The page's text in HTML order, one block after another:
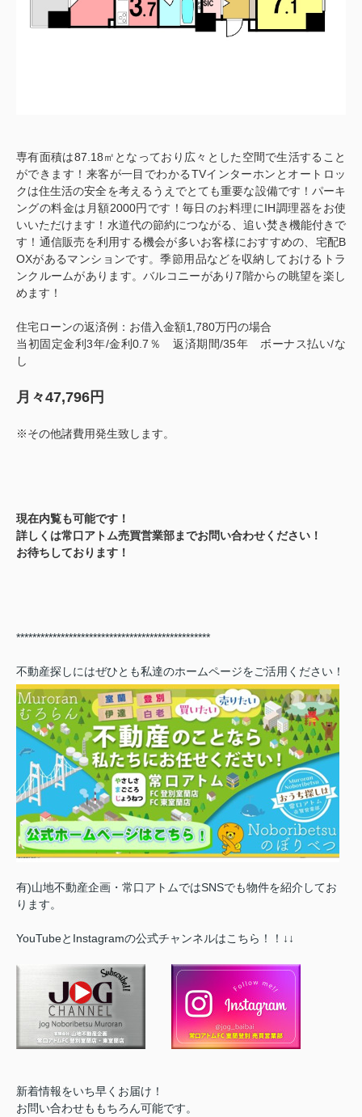
専有面積は87.18㎡となっており広々とした空間で生活すること
ができます！来客が一目でわかるTVインターホンとオートロッ
クは住生活の安全を考えるうえでとても重要な設備です！パーキ
ングの料金は月額2000円です！毎日のお料理にIH調理器をお使
いいただけます！水道代の節約につながる、追い焚き機能付きで
す！通信販売を利用する機会が多いお客様におすすめの、宅配B
OXがあるマンションです。季節用品などを収納しておけるトラ
ンクルームがあります。バルコニーがあり7階からの眺望を楽し
めます！
住宅ローンの返済例：お借入金額1,780万円の場合
当初固定金利3年/金利0.7％ 返済期間/35年 ボーナス払い/な
し
月々47,796円
※その他諸費用発生致します。
現在内覧も可能です！
詳しくは常口アトム売買営業部までお問い合わせください！
お待ちしております！
************************************************
不動産探しにはぜひとも私達のホームページをご活用ください！
有)山地不動産企画・常口アトムではSNSでも物件を紹介してお
ります。
YouTubeとInstagramの公式チャンネルはこちら！！↓↓
新着情報をいち早くお届け！
お問い合わせももちろん可能です。